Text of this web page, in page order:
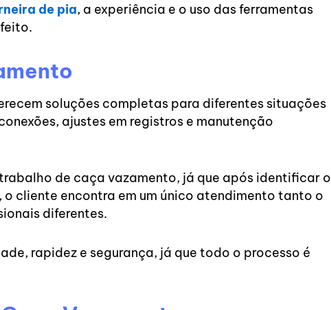
de pia, a experiência e o uso das ferramentas
soluções completas para diferentes situações
ajustes em registros e manutenção
de caça vazamento, já que após identificar o
cliente encontra em um único atendimento tanto o
diferentes.
rapidez e segurança, já que todo o processo é